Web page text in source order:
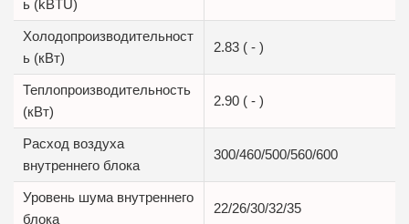
ь (kBTU)
Холодопроизводительност
ь (кВт)
2.83 ( - )
Теплопроизводительность
(кВт)
2.90 ( - )
Расход воздуха
внутреннего блока
300/460/500/560/600
Уровень шума внутреннего
блока
22/26/30/32/35